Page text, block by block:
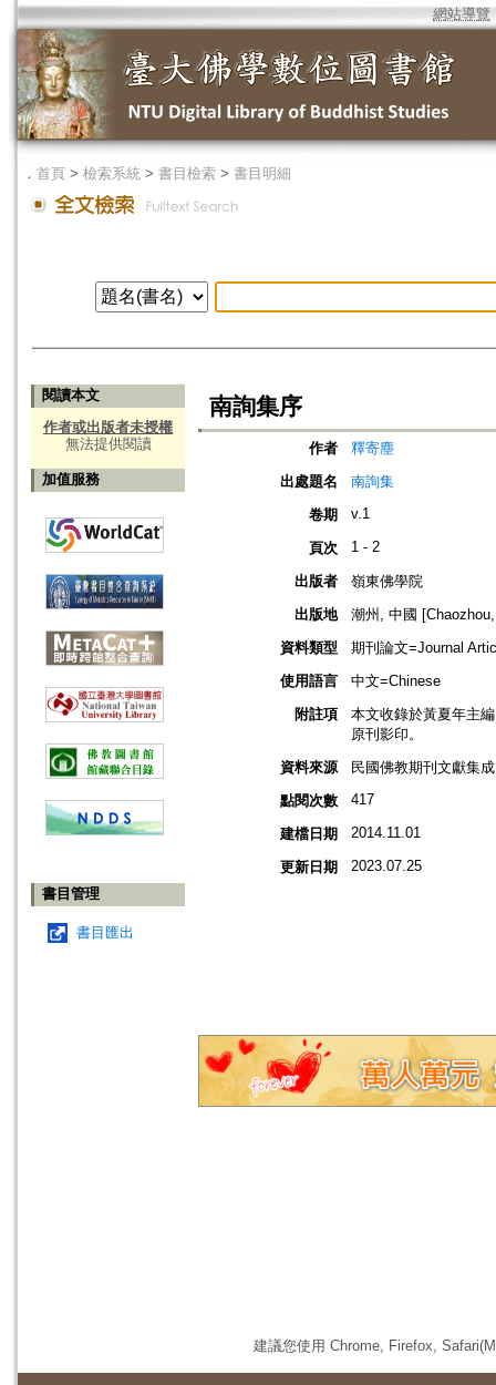
網站導覽
． 首頁 > 檢索系統 > 書目檢索 > 書目明細
閱讀本文
作者或出版者未授權
無法提供閱讀
加值服務
書目管理
書目匯出
南詢集序
作者
釋寄塵
出處題名
南詢集
卷期
v.1
頁次 1 - 2
出版者
嶺東佛學院
出版地
潮州, 中國
資料類型
期刊論文=Journal
使用語言
中文=Chinese
附註項
本文收錄於黃夏年主
原刊影印。
資料來源
民國佛教期刊文獻集
點閱次數
417
建檔日期 2014.11.01
更新日期 2023.07.25
建議您使用 Chrome, Firefox,